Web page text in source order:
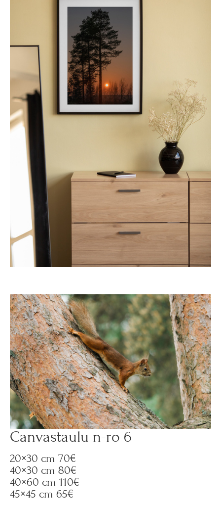
Canvastaulu n-ro 6
20×30 cm 70€
40×30 cm 80€
40×60 cm 110€
45×45 cm 65€